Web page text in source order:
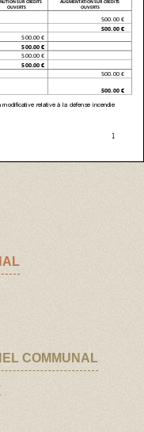
COMMUNAL